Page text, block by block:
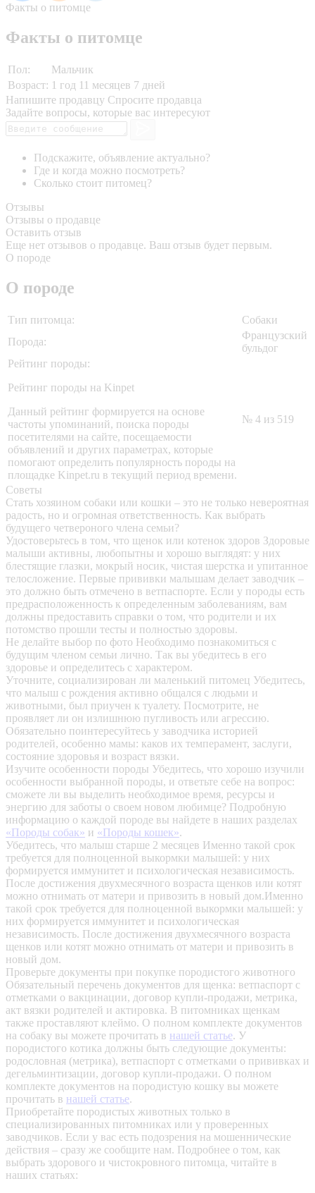
Факты о питомце
Факты о питомце
Пол:
Мальчик
Возраст: 1 год 11 месяцев 7 дней
Напишите продавцу Спросите продавца
Задайте вопросы, которые вас интересуют
Подскажите, объявление актуально?
Где и когда можно посмотреть?
Сколько стоит питомец?
Отзывы
Отзывы о продавце
Оставить отзыв
Еще нет отзывов о продавце. Ваш отзыв будет первым.
О породе
О породе
Тип питомца:
Собаки
Порода:
Французский
бульдог
Рейтинг породы:
Рейтинг породы на Kinpet
Данный рейтинг формируется на основе
частоты упоминаний, поиска породы
посетителями на сайте, посещаемости
объявлений и других параметрах, которые
помогают определить популярность породы на
площадке Kinpet.ru в текущий период времени.
№ 4 из 519
Советы
Стать хозяином собаки или кошки – это не только невероятная
радость, но и огромная ответственность. Как выбрать
будущего четвероного члена семьи?
Удостоверьтесь в том, что щенок или котенок здоров Здоровые
малыши активны, любопытны и хорошо выглядят: у них
блестящие глазки, мокрый носик, чистая шерстка и упитанное
телосложение. Первые прививки малышам делает заводчик –
это должно быть отмечено в ветпаспорте. Если у породы есть
предрасположенность к определенным заболеваниям, вам
должны предоставить справки о том, что родители и их
потомство прошли тесты и полностью здоровы.
Не делайте выбор по фото Необходимо познакомиться с
будущим членом семьи лично. Так вы убедитесь в его
здоровье и определитесь с характером.
Уточните, социализирован ли маленький питомец Убедитесь,
что малыш с рождения активно общался с людьми и
животными, был приучен к туалету. Посмотрите, не
проявляет ли он излишнюю пугливость или агрессию.
Обязательно поинтересуйтесь у заводчика историей
родителей, особенно мамы: каков их темперамент, заслуги,
состояние здоровья и возраст вязки.
Изучите особенности породы Убедитесь, что хорошо изучили
особенности выбранной породы, и ответьте себе на вопрос:
сможете ли вы выделить необходимое время, ресурсы и
энергию для заботы о своем новом любимце? Подробную
информацию о каждой породе вы найдете в наших разделах
«Породы собак» и «Породы кошек».
Убедитесь, что малыш старше 2 месяцев Именно такой срок
требуется для полноценной выкормки малышей: у них
формируется иммунитет и психологическая независимость.
После достижения двухмесячного возраста щенков или котят
можно отнимать от матери и привозить в новый дом.Именно
такой срок требуется для полноценной выкормки малышей: у
них формируется иммунитет и психологическая
независимость. После достижения двухмесячного возраста
щенков или котят можно отнимать от матери и привозить в
новый дом.
Проверьте документы при покупке породистого животного
Обязательный перечень документов для щенка: ветпаспорт с
отметками о вакцинации, договор купли-продажи, метрика,
акт вязки родителей и актировка. В питомниках щенкам
также проставляют клеймо. О полном комплекте документов
на собаку вы можете прочитать в нашей статье. У
породистого котика должны быть следующие документы:
родословная (метрика), ветпаспорт с отметками о прививках и
дегельминтизации, договор купли-продажи. О полном
комплекте документов на породистую кошку вы можете
прочитать в нашей статье.
Приобретайте породистых животных только в
специализированных питомниках или у проверенных
заводчиков. Если у вас есть подозрения на мошеннические
действия – сразу же сообщите нам. Подробнее о том, как
выбрать здорового и чистокровного питомца, читайте в
наших статьях: